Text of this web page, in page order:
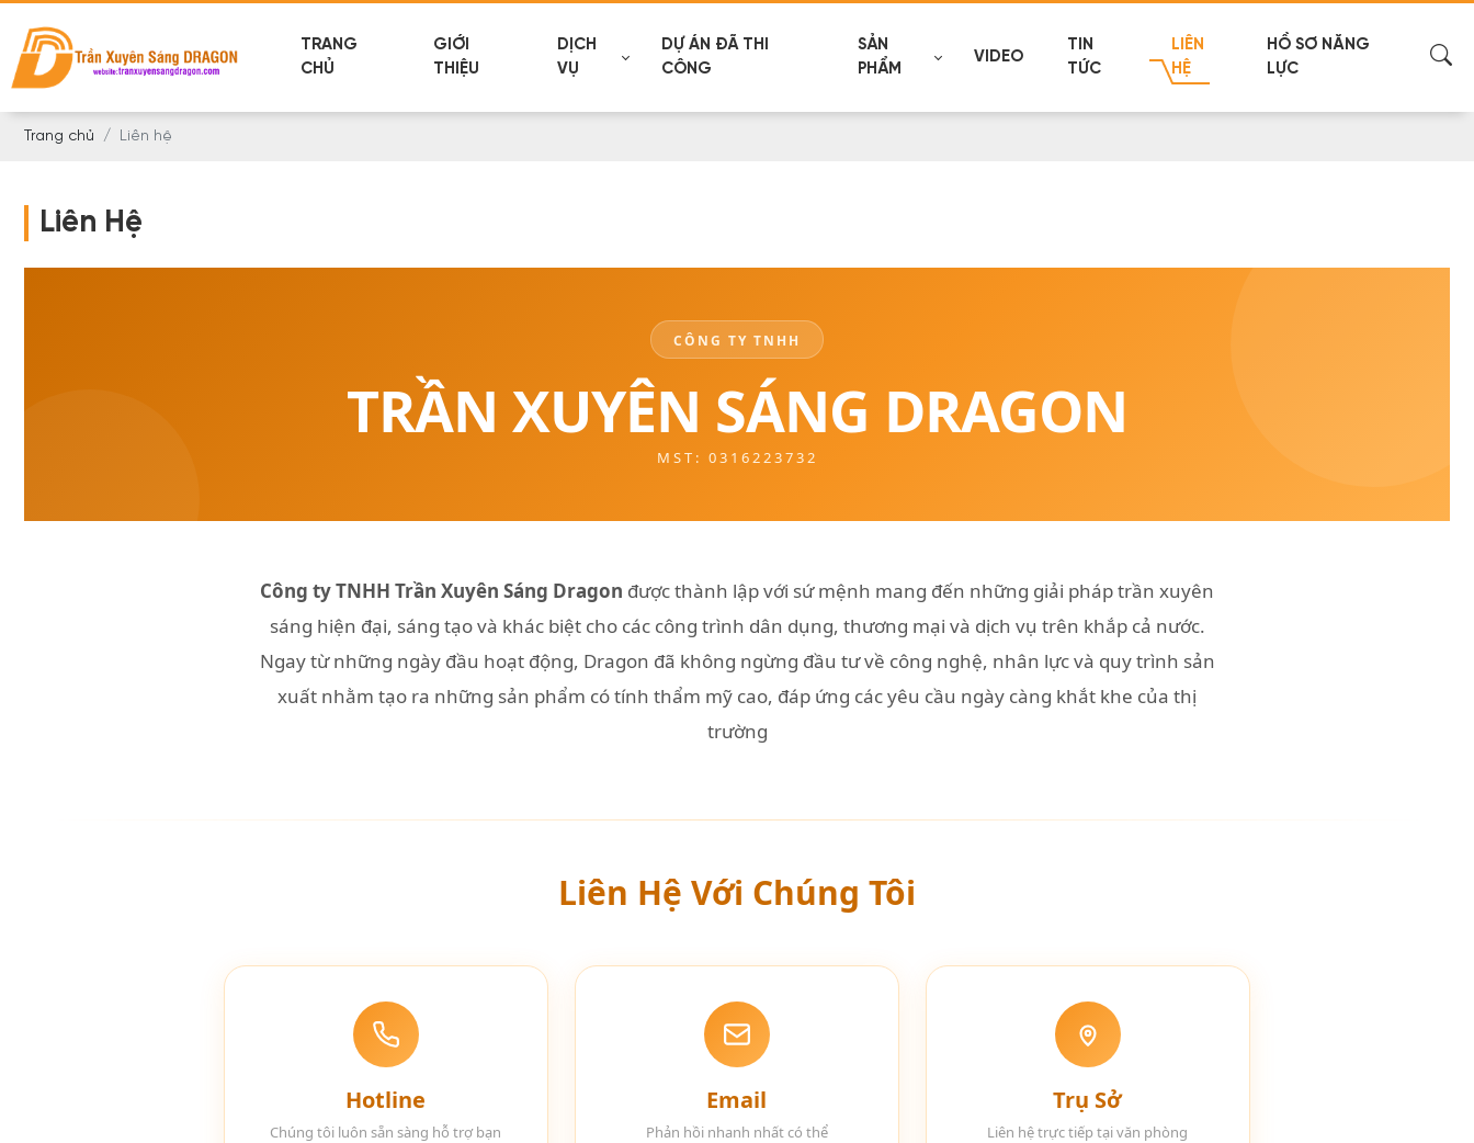
TRANG
CHỦ
GIỚI
THIỆU
DỊCH
VỤ
DỰ ÁN ĐÃ THI
CÔNG
SẢN
PHẨM
VIDEO
TIN
TỨC
LIÊN
HỆ
HỒ SƠ NĂNG
LỰC
Trang chủ Liên hệ
Liên Hệ
CÔNG TY TNHH
TRẦN XUYÊN SÁNG DRAGON
MST: 0316223732
Công ty TNHH Trần Xuyên Sáng Dragon được thành lập với sứ mệnh mang đến những giải pháp trần xuyên
sáng hiện đại, sáng tạo và khác biệt cho các công trình dân dụng, thương mại và dịch vụ trên khắp cả nước.
Ngay từ những ngày đầu hoạt động, Dragon đã không ngừng đầu tư về công nghệ, nhân lực và quy trình sản
xuất nhằm tạo ra những sản phẩm có tính thẩm mỹ cao, đáp ứng các yêu cầu ngày càng khắt khe của thị
trường
Liên Hệ Với Chúng Tôi
Hotline
Chúng tôi luôn sẵn sàng hỗ trợ bạn
Email
Phản hồi nhanh nhất có thể
Trụ Sở
Liên hệ trực tiếp tại văn phòng